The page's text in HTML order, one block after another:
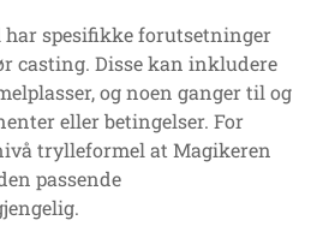
spesifikke forutsetninger
casting. Disse kan inkludere
og noen ganger til og
eller betingelser. For
trylleformel at Magikeren
passende